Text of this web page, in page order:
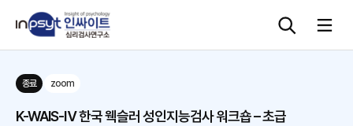
심리검사
종료 zoom
K-WAIS-Ⅳ 한국 웩슬러 성인지능검사 워크숍 – 초급